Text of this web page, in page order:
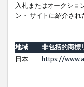
入札またはオークショ
ン・ サイトに紹介され
地域
非包括的商標
日本
https://